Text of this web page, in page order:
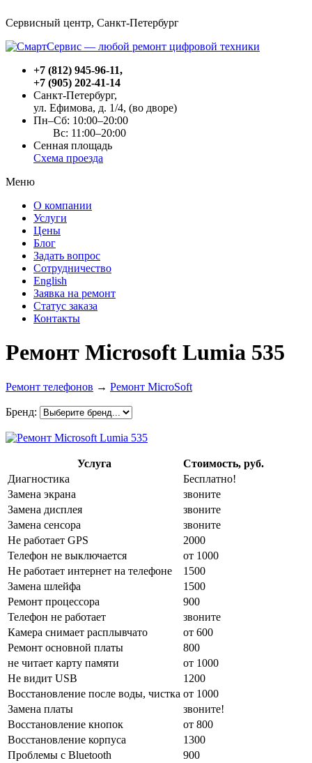
Сервисный центр, Cанкт-Петербург
+7 (812) 945-96-11,
+7 (905) 202-41-14
Санкт-Петербург,
ул. Ефимова, д. 1/4, (во дворе)
Пн–Сб: 10:00–20:00
Вс: 11:00–20:00
Сенная площадь
Схема проезда
Меню
О компании
Услуги
Цены
Блог
Задать вопрос
Сотрудничество
English
Заявка на ремонт
Статус заказа
Контакты
Ремонт Microsoft Lumia 535
Ремонт телефонов → Ремонт MicroSoft
Бренд:
Услуга
Стоимость, руб.
Диагностика
Бесплатно!
Замена экрана
звоните
Замена дисплея
звоните
Замена сенсора
звоните
Не работает GPS
2000
Телефон не выключается
от 1000
Не работает интернет на телефоне
1500
Замена шлейфа
1500
Ремонт процессора
900
Телефон не работает
звоните
Камера снимает расплывчато
от 600
Ремонт основной платы
800
не читает карту памяти
от 1000
Не видит USB
1200
Восстановление после воды, чистка от 1000
Замена платы
звоните!
Восстановление кнопок
от 800
Восстановление корпуса
1300
Проблемы с Bluetooth
900